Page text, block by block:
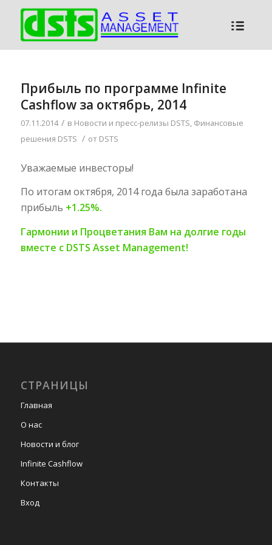
Прибыль по программе Infinite
Cashflow за октябрь, 2014
07.11.2014 / в Новости и пресс-релизы DSTS, Финансовые
решения DSTS / от DSTS
Уважаемые инвесторы!
По итогам октября, 2014 года была заработана
прибыль +1.25%.
Гармонии и Процветания Вам на долгие годы
вместе с DSTS Asset Management!
СТРАНИЦЫ
Главная
О нас
Новости и блог
Infinite Cashflow
Контакты
Вход